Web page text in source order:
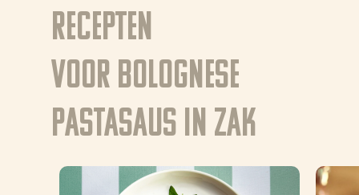
Recepten
voor Bolognese
pastasaus in zak